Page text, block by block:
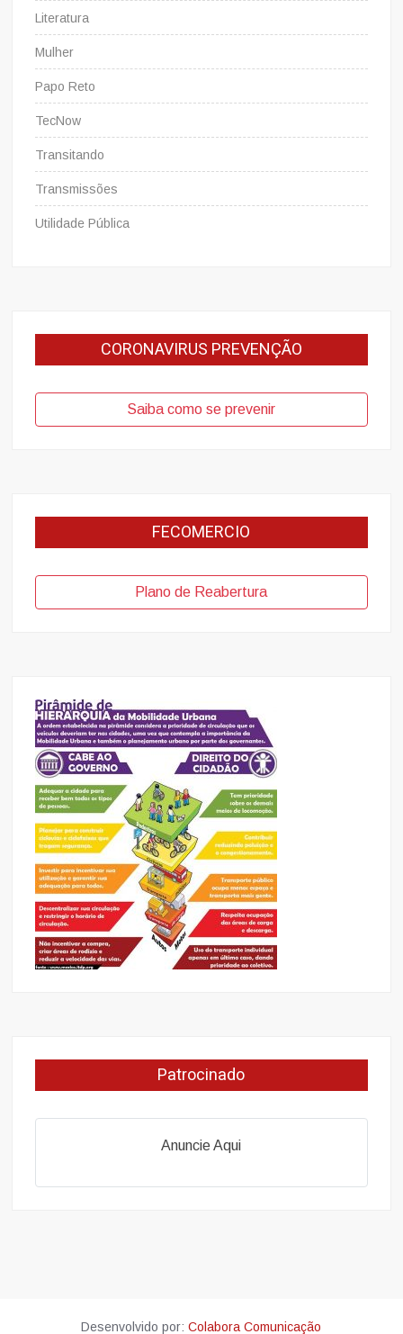
Literatura
Mulher
Papo Reto
TecNow
Transitando
Transmissões
Utilidade Pública
CORONAVIRUS PREVENÇÃO
Saiba como se prevenir
FECOMERCIO
Plano de Reabertura
Patrocinado
Anuncie Aqui
Desenvolvido por:Colabora Comunicação